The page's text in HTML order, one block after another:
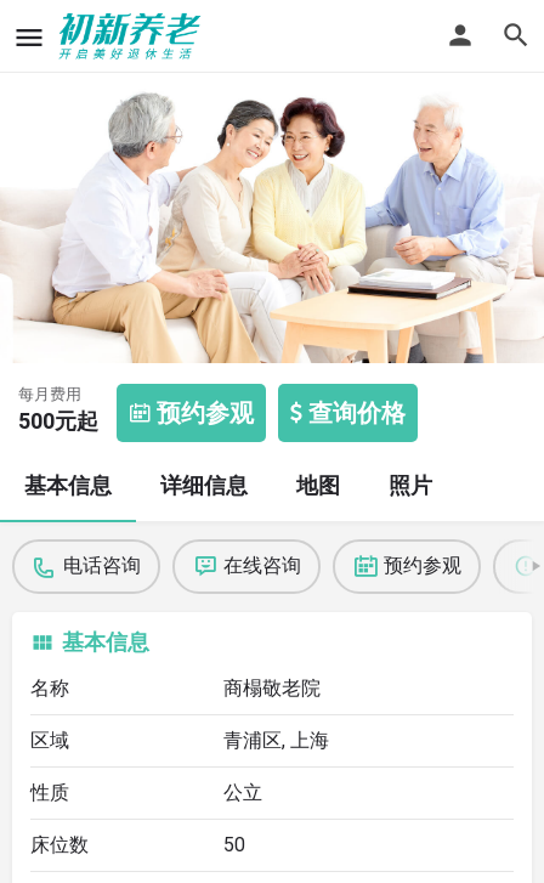
商榻敬老院
每月费用
500元起 预约参观 查询价格
基本信息 详细信息 地图 照片
电话咨询 在线咨询 预约参观
基本信息
名称 商榻敬老院
区域 青浦区, 上海
性质 公立
床位数 50